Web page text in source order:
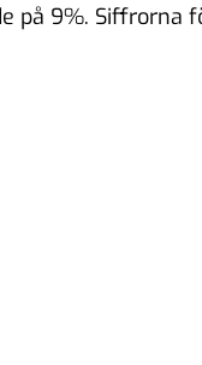
på 9%. Siffrorna